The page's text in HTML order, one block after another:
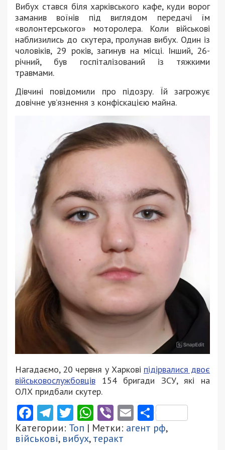
Вибух стався біля харківського кафе, куди ворог
заманив воїнів під виглядом передачі їм
«волонтерського» моторолера. Коли військові
наблизились до скутера, пролунав вибух. Один із
чоловіків, 29 років, загинув на місці. Інший, 26-
річний, був госпіталізований із тяжкими
травмами.
Дівчині повідомили про підозру. Їй загрожує
довічне ув’язнення з конфіскацією майна.
Нагадаємо, 20 червня у Харкові підірвалися двоє
військовослужбовців 154 бригади ЗСУ, які на
ОЛХ придбали скутер.
Facebook
Telegram
Twitter
WhatsApp
ViberEmail
Категории: Топ | Метки: агент рф,
військові, вибух,теракт